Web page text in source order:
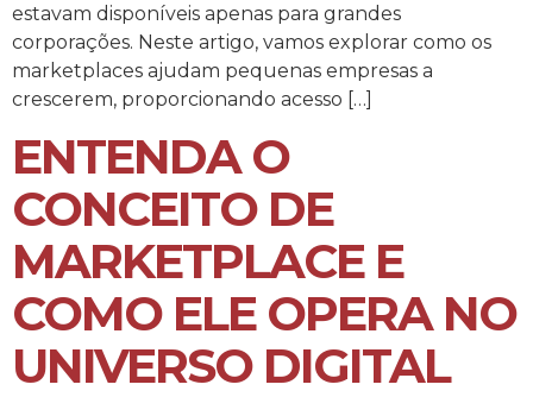
estavam disponíveis apenas para grandes
corporações. Neste artigo, vamos explorar como os
marketplaces ajudam pequenas empresas a
crescerem, proporcionando acesso […]
ENTENDA O
CONCEITO DE
MARKETPLACE E
COMO ELE OPERA NO
UNIVERSO DIGITAL